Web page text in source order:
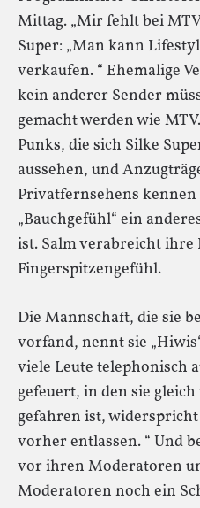
Mittag. „Mir fehlt bei
Super: „Man kann
verkaufen. “ Ehemalige
kein anderer Sender
gemacht werden wie
Punks, die sich Silke
aussehen, und
Privatfernsehens
„Bauchgefühl“ ein
ist. Salm verabreicht
Fingerspitzengefühl.
Die Mannschaft, die sie
vorfand, nennt sie
viele Leute telephonisch
gefeuert, in den sie
gefahren ist,
vorher entlassen. “ Und
vor ihren Moderatoren
Moderatoren noch ein